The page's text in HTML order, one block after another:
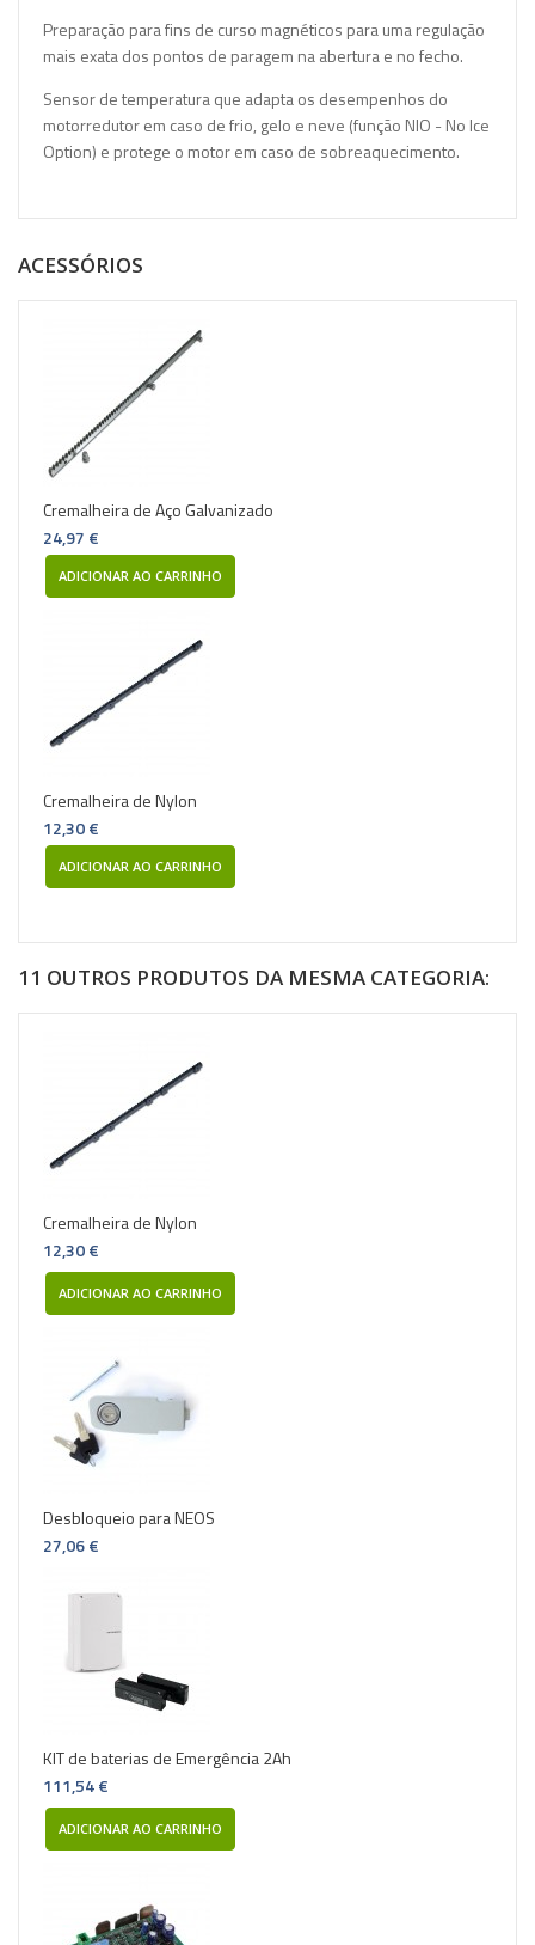
Preparação parafins de curso magnéticos para uma regulação
mais exata dos pontos de paragem na abertura e no fecho.
Sensor de temperaturaque adapta os desempenhos do
motorredutor em caso de frio, gelo e neve (função NIO - No Ice
Option) e protege o motor em caso de sobreaquecimento.
ACESSÓRIOS
Cremalheira de Aço Galvanizado
24,97 €
ADICIONAR AO CARRINHO
Cremalheira de Nylon
12,30 €
ADICIONAR AO CARRINHO
11 OUTROS PRODUTOS DA MESMA CATEGORIA:
Cremalheira de Nylon
12,30 €
ADICIONAR AO CARRINHO
Desbloqueio para NEOS
27,06 €
KIT de baterias de Emergência 2Ah
111,54 €
ADICIONAR AO CARRINHO